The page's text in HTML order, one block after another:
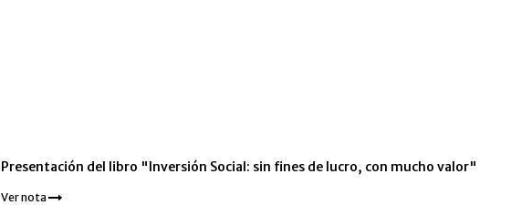
Presentación del libro "Inversión Social: sin fines de lucro, con mucho valor"
Ver nota